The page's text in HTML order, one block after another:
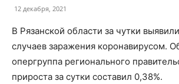
12 декабря, 2021
В Рязанской области за чутки
случаев заражения коронавирусом.
опергруппа регионального
прироста за сутки составил 0,38%.